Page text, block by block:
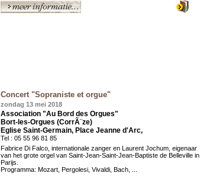
Concert "Sopraniste et orgue"
zondag 13 mei 2018
Association "Au Bord des Orgues"
Bort-les-Orgues (CorrÃ¨ze)
Eglise Saint-Germain, Place Jeanne d'Arc,
Tel : 05 55 96 81 85
Fabrice Di Falco, internationale zanger en Laurent Jochum, eigenaar
van het grote orgel van Saint-Jean-Saint-Jean-Baptiste de Belleville in
Parijs.
Programma: Mozart, Pergolesi, Vivaldi, Bach, ...